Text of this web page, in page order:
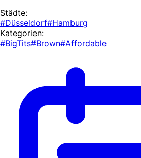
Städte:
#Düsseldorf#Hamburg
Kategorien:
#BigTits#Brown#Affordable